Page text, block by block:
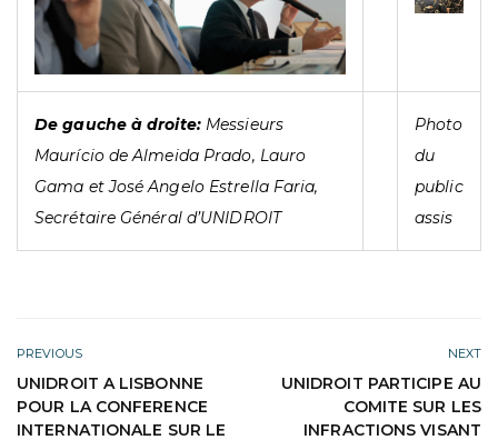
De gauche à droite:Messieurs
Maurício de Almeida Prado, Lauro
Gama et José Angelo Estrella Faria,
Secrétaire Général d’UNIDROIT
Photo
du
public
assis
PREVIOUS
UNIDROIT A LISBONNE
POUR LA CONFERENCE
INTERNATIONALE SUR LE
NEXT
UNIDROIT PARTICIPE AU
COMITE SUR LES
INFRACTIONS VISANT